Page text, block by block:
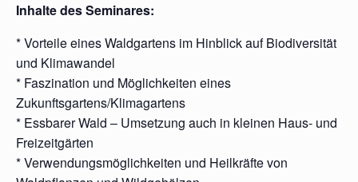
Inhalte des Seminares:
* Vorteile eines Waldgartens im Hinblick auf Biodiversität
und Klimawandel
* Faszination und Möglichkeiten eines
Zukunftsgartens/Klimagartens
* Essbarer Wald – Umsetzung auch in kleinen Haus- und
Freizeitgärten
* Verwendungsmöglichkeiten und Heilkräfte von